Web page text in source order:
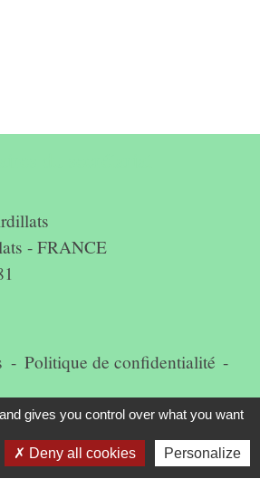
- FRANCE
- Politique de confidentialité -
Plan du site -
gives you control over what you want
Deny all cookies Personalize